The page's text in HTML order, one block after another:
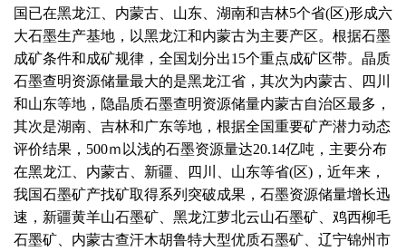
国已在黑龙江、内蒙古、山东、湖南和吉林5个省(区)形成六
大石墨生产基地，以黑龙江和内蒙古为主要产区。根据石墨
成矿条件和成矿规律，全国划分出15个重点成矿区带。晶质
石墨查明资源储量最大的是黑龙江省，其次为内蒙古、四川
和山东等地，隐晶质石墨查明资源储量内蒙古自治区最多，
其次是湖南、吉林和广东等地，根据全国重要矿产潜力动态
评价结果，500ｍ以浅的石墨资源量达20.14亿吨，主要分布
在黑龙江、内蒙古、新疆、四川、山东等省(区)，近年来，
我国石墨矿产找矿取得系列突破成果，石墨资源储量增长迅
速，新疆黄羊山石墨矿、黑龙江萝北云山石墨矿、鸡西柳毛
石墨矿、内蒙古查汗木胡鲁特大型优质石墨矿、辽宁锦州市